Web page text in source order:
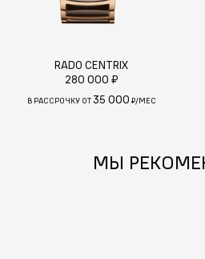
RADO CENTRIX
280 000 ₽
В РАССРОЧКУ ОТ35 000 ₽/МЕС
МЫ